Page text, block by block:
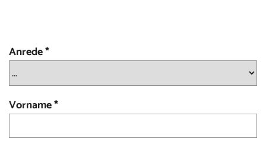
Anrede*
Vorname*